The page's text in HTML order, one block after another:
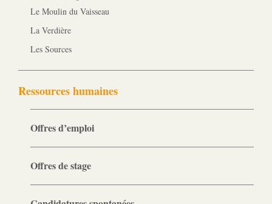
Le Moulin du Vaisseau
La Verdière
Les Sources
Ressources humaines
Offres d’emploi
Offres de stage